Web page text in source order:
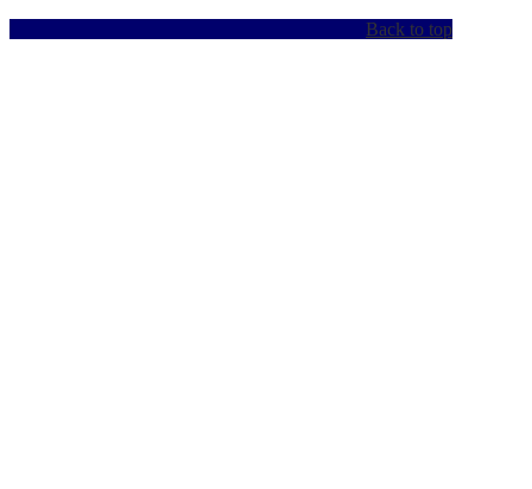
Back to top